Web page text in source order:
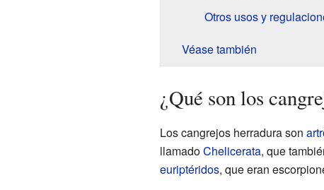
Otros usos y
Véase también
¿Qué son los
Los cangrejos herradura son
llamadoChelicerata, que
euriptéridos, que eran